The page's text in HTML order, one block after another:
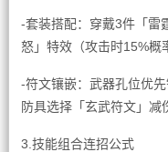
-套装搭配：穿戴3件「雷
怒」特效（攻击时15%概
-符文镶嵌：武器孔位优
防具选择「玄武符文」减
3.技能组合连招公式